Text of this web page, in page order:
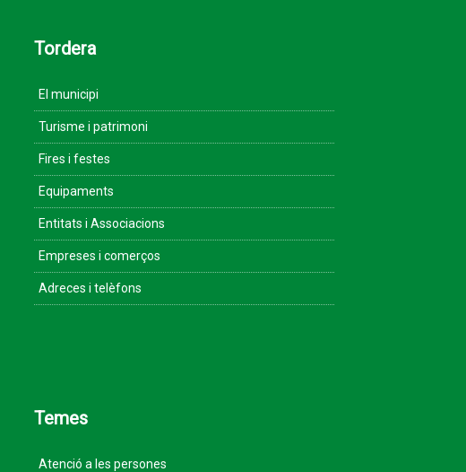
Tordera
El municipi
Turisme i patrimoni
Fires i festes
Equipaments
Entitats i Associacions
Empreses i comerços
Adreces i telèfons
Temes
Atenció a les persones